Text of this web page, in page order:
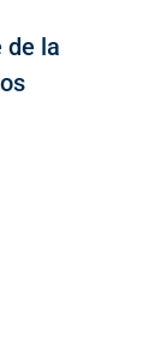
de la